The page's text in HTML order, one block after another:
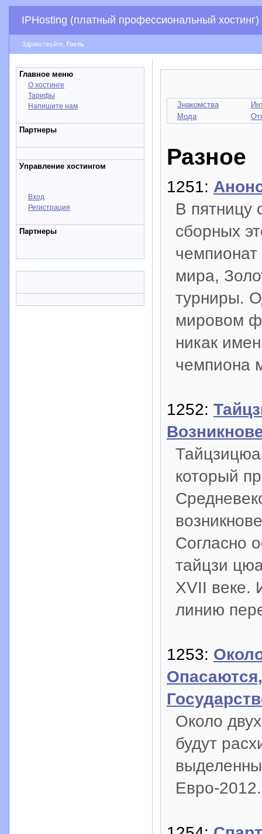
IPHosting (платный профессиональный хостинг)
Здравствуйте, Гость
Главное меню
О хостинге
Тарифы
Напишите нам
Партнеры
Управление хостингом
Вход
Регистрация
Партнеры
Знакомства
Мода
Разное
1251:
В пятницу
сборных
мира,
турниры.
мировом
никак
чемпиона
1252:
который
Согласно
тайцзи
XVII веке.
линию
1253:
Около
будут
Евро-2012.